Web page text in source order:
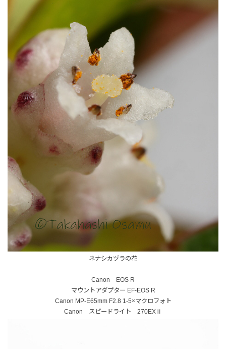
ネナシカヅラの花
Canon EOS R
マウントアダプター EF-EOS R
Canon MP-E65mm F2.8 1-5×マクロフォト
Canon スピードライト 270EXⅡ